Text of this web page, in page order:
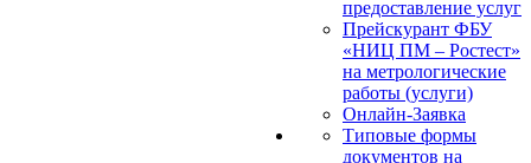
предоставление услуг
Прейскурант ФБУ
«НИЦ ПМ – Ростест»
на метрологические
работы (услуги)
Онлайн-Заявка
Типовые формы
документов на